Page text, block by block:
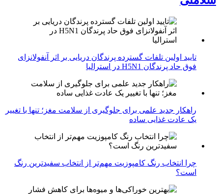
تایید اولین تلفات گسترده پرندگان دریایی بر اثر آنفولانزای
فوق حاد پرندگان H5N1 در استرالیا
راهکار جدید علمی برای جلوگیری از سلامت مغز؛ تنها با تغییر
یک عادت غذایی ساده
چرا انتخاب رنگ کامپوزیت مهم‌تر از انتخاب سفیدترین رنگ
است؟